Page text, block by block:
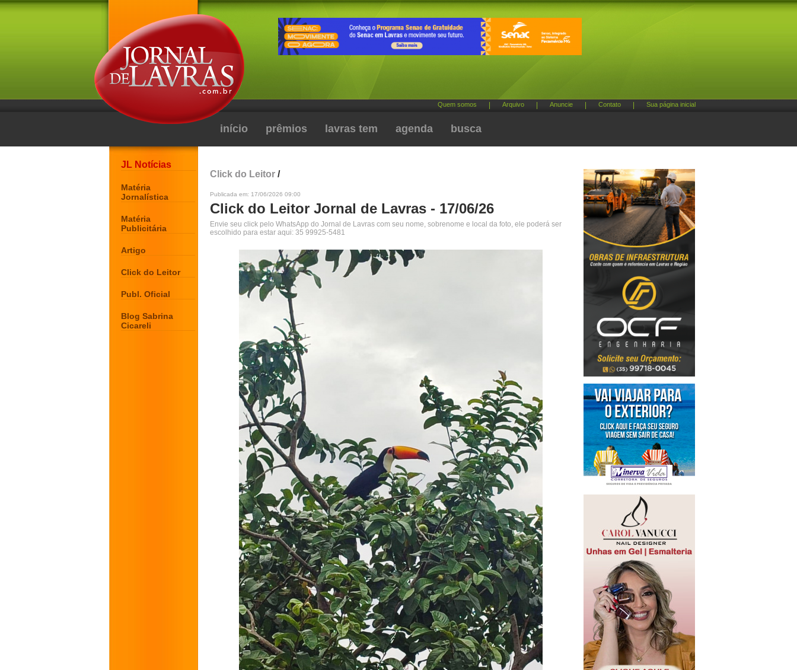
Quem somos Arquivo Anuncie Contato Sua página inicial
início prêmios lavras tem agenda busca
JL Notícias
Matéria
Jornalística
Matéria
Publicitária
Artigo
Click do Leitor
Publ. Oficial
Blog Sabrina
Cicareli
Click do Leitor /
Publicada em: 17/06/2026 09:00
Click do Leitor Jornal de Lavras - 17/06/26
Envie seu click pelo WhatsApp do Jornal de Lavras com seu nome, sobrenome e local da foto, ele poderá ser
escolhido para estar aqui: 35 99925-5481